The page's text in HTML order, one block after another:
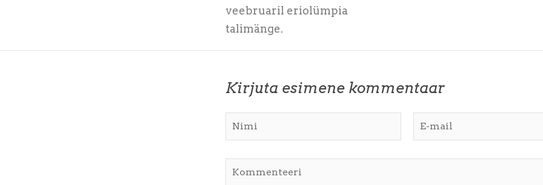
veebruaril eriolümpia
talimänge.
Kirjuta esimene kommentaar